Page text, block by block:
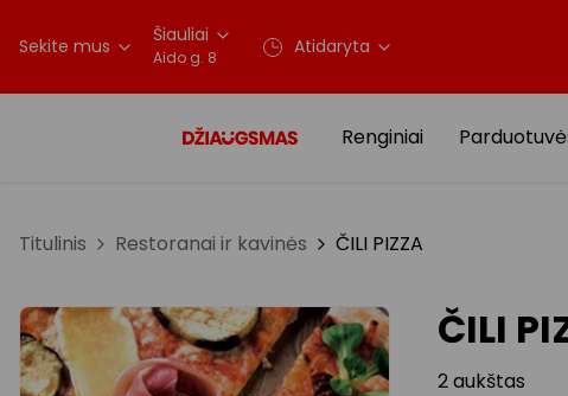
Sekite mus Šiauliai
Aido g. 8 Atidaryta
Renginiai
Titulinis Restoranai ir kavinės ČILI PIZZA
ČILI
2 aukštas